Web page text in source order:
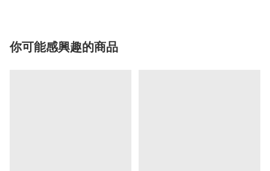
你可能感興趣的商品